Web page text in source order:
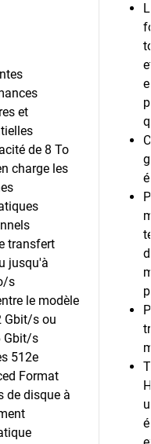
et
de 8 To
charge les
transfert
jusqu'à
s
le modèle
Gbit/s ou
Gbit/s
512e
Format
de disque à